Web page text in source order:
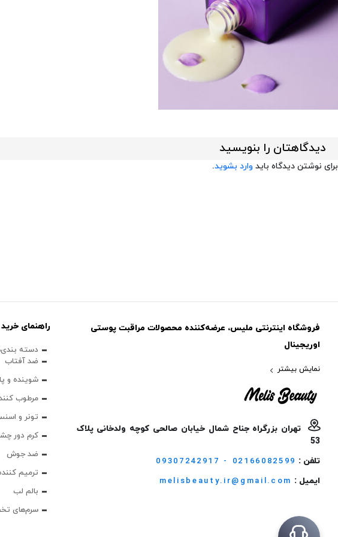
دیدگاهتان را بنویسید
برای نوشتن دیدگاه باید وارد بشوید.
فروشگاه اینترنتی ملیس، عرضه‌کننده محصولات مراقبت پوستی
اوریجینال
نمایش بیشتر
تهران بزرگراه جناح شمال خیابان صالحی کوچه ولدخانی پلاک
53
تلفن : 09307242917 - 02166082599
ایمیل : melisbeauty.ir@gmail.com
راهنمای خرید
دسته
ضد آفتاب
شوینده و
مرطوب
تونر و
کرم دور
ضد جوش
ترمیم
بالم لب
سرم‌های